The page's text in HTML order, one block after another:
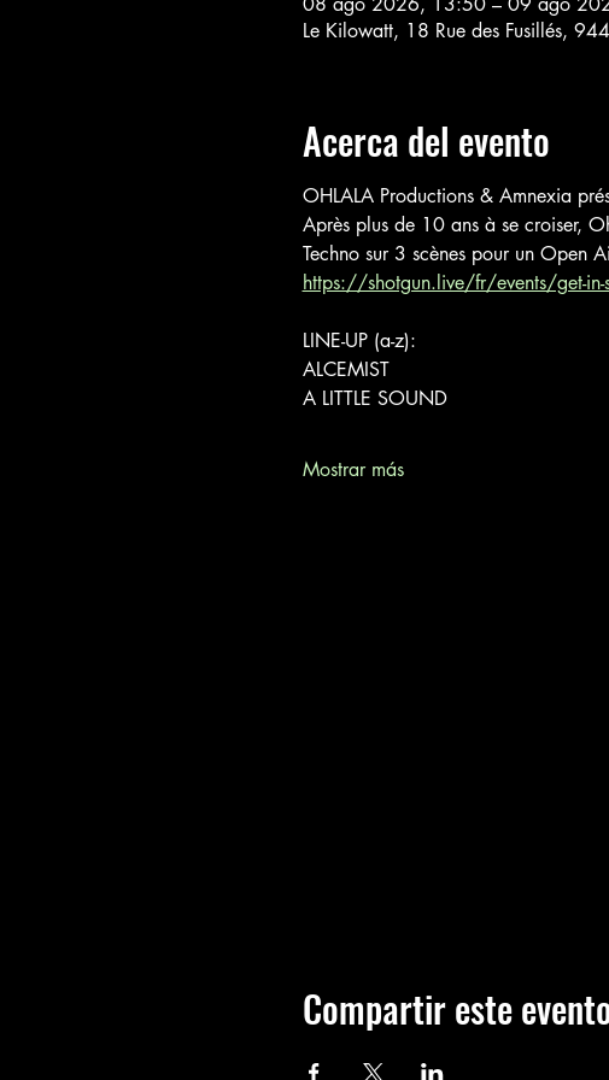
Le Kilowatt, 18 Rue des Fusillés,
Acerca del evento
OHLALA Productions & Amnexia
Après plus de 10 ans à se croiser,
Techno sur 3 scènes pour un Open
https://shotgun.live/fr/events/get-in-
LINE-UP (a-z):
ALCEMIST
A LITTLE SOUND
Mostrar más
Compartir este